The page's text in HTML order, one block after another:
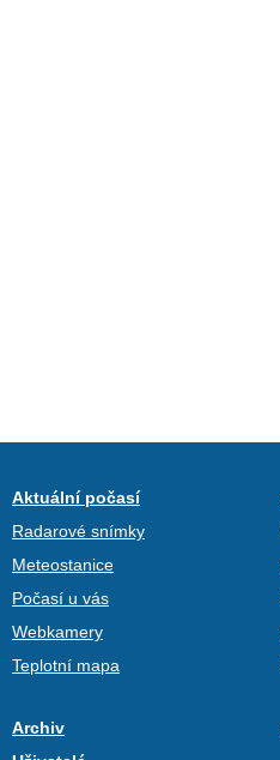
Aktuální počasí
Radarové snímky
Meteostanice
Počasí u vás
Webkamery
Teplotní mapa
Archiv